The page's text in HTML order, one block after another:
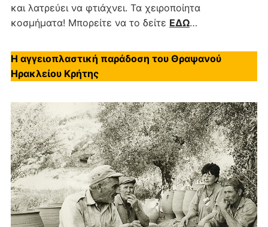
και λατρεύει να φτιάχνει. Τα χειροποίητα
κοσμήματα! Μπορείτε να το δείτε ΕΔΩ…
Η αγγειοπλαστική παράδοση του Θραψανού
Ηρακλείου Κρήτης